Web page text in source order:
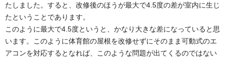
たしました。すると、改修後のほうが最大で4.5度の差が室内に生じ
たということであります。
このように最大で4.5度というと、かなり大きな差になっていると思
います。このように体育館の屋根を改修せずにそのまま可動式のエ
アコンを対応するとなれば、このような問題が出てくるのではない